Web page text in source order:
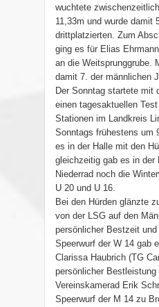
wuchtete
11,33m und wurde damit
drittplatzierten. Zum
ging es für Elias
an die Weitsprunggrube.
damit 7. der männlichen
Der Sonntag startete mit
einen tagesaktuellen
Stationen im Landkreis
Sonntags frühestens um
es in der Halle mit den
gleichzeitig gab es in der
Niederrad noch die
U 20 und U 16.
Bei den Hürden glänzte
von der LSG auf den
persönlicher Bestzeit
Speerwurf der W 14 gab
Clarissa Haubrich (TG
persönlicher
Vereinskamerad Erik
Speerwurf der M 14 zu